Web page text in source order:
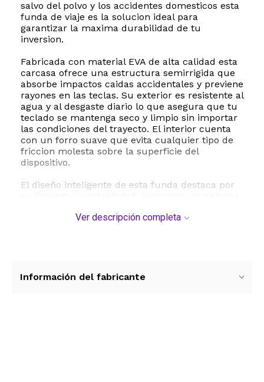
salvo del polvo y los accidentes domesticos esta
funda de viaje es la solucion ideal para
garantizar la maxima durabilidad de tu
inversion.
Fabricada con material EVA de alta calidad esta
carcasa ofrece una estructura semirrigida que
absorbe impactos caidas accidentales y previene
rayones en las teclas. Su exterior es resistente al
agua y al desgaste diario lo que asegura que tu
teclado se mantenga seco y limpio sin importar
las condiciones del trayecto. El interior cuenta
con un forro suave que evita cualquier tipo de
friccion molesta sobre la superficie del
dispositivo.
El diseño inteligente de esta funda destaca por
permite un acceso rapido y comodo al interior.
dimensiones precisas de 41 x 18 x 6 centimetros
Ver descripción completa
Información del fabricante